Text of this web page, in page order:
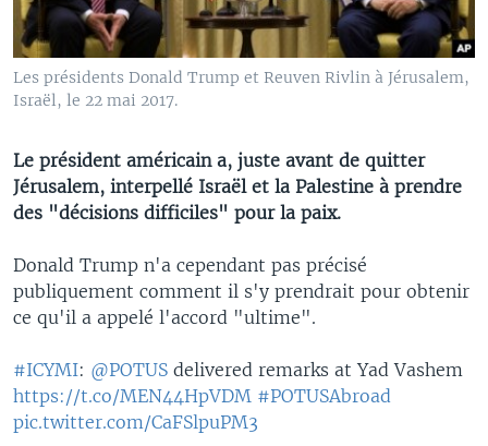
Les présidents Donald Trump et Reuven Rivlin à Jérusalem,
Israël, le 22 mai 2017.
Le président américain a, juste avant de quitter
Jérusalem, interpellé Israël et la Palestine à prendre
des "décisions difficiles" pour la paix.
Donald Trump n'a cependant pas précisé
publiquement comment il s'y prendrait pour obtenir
ce qu'il a appelé l'accord "ultime".
#ICYMI: @POTUS delivered remarks at Yad Vashem
https://t.co/MEN44HpVDM #POTUSAbroad
pic.twitter.com/CaFSlpuPM3